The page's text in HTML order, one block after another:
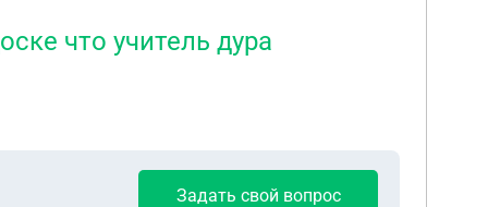
что учитель дура
Задать свой вопрос